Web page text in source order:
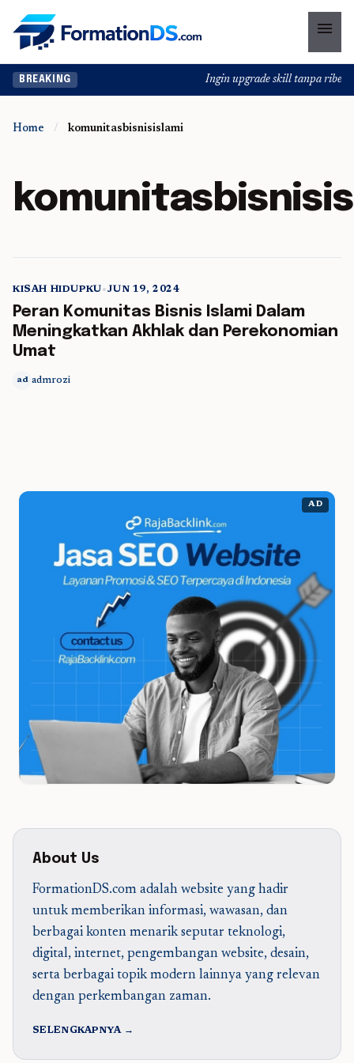
menu
BREAKING Ingin upgrade skill tanpa ribet?
Home / komunitasbisnisislami
5 min read
KISAH HIDUPKU•JUN 19, 2024
Peran Komunitas Bisnis Islami Dalam
Meningkatkan Akhlak dan Perekonomian
Umat
ad admrozi
AD
About Us
FormationDS.com adalah website yang hadir
untuk memberikan informasi, wawasan, dan
berbagai konten menarik seputar teknologi,
digital, internet, pengembangan website, desain,
serta berbagai topik modern lainnya yang relevan
dengan perkembangan zaman.
SELENGKAPNYA →